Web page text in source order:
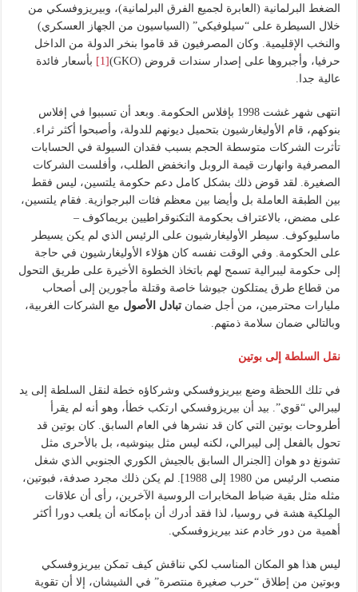
الضغط البرلمانية (العابرة لجميع الفرق البرلمانية)، وبيريزوفسكي من
خلال السيطرة على “سيلوفيكي” (السياسيون من الجهاز العسكري)
والنخب الإقليمية. وكان المصرفيون قد قاموا بنخر الدولة من الداخل
حرفيا، وأجبروها على إصدار سندات قروض (GKO)
[1]
بأسعار فائدة
عالية جدا.
انتهى شهر غشت 1998 بإفلاس الحكومة. وبعد أن تسببوا في إفلاس
بنوكهم، قام الأوليغارشيون بتحميل ديونهم للدولة، وأصبحوا أكثر ثراء.
تأثرت الشركات متوسطة الحجم بسبب فقدان السيولة في الحسابات
المصرفية وانهارت قيمة الروبل وانخفض الطلب، وأفلست الشركات
الصغيرة. لقد قوض ذلك بشكل كامل دعم حكومة يلتسين، ليس فقط
بين الطبقة العاملة بل وأيضا بين معظم فئات البرجوازية. فقام يلتسين،
على مضض، بالاعتراف بحكومة التكنوقراطيين بريماكوف –
ماسليوكوف. سيطر الأوليغارشيون على الرئيس الذي لم يكن يسيطر
على الحكومة. وفي الوقت نفسه كان هؤلاء الأوليغارشيون في حاجة
إلى حكومة ليبرالية تسمح لهم باتخاذ الخطوة الأخيرة على طريق التحول
من قطاع طرق يمتلكون جيوشا خاصة وقتلة مأجورين إلى أصحاب
مليارات محترمين، من أجل ضمانتبادل الأصول مع الشركات الغربية،
وبالتالي ضمان سلامة ذمتهم.
نقل السلطة إلى بوتين
في تلك اللحظة وضع بيريزوفسكي وشركاؤه خطة لنقل السلطة إلى يد
ليبرالي “قوي”. بيد أن بيريزوفسكي ارتكب خطأ، وهو أنه لم يقرأ
أطروحات بوتين التي كان قد نشرها في العام السابق. كان بوتين قد
تحول بالفعل إلى ليبرالي، لكنه ليس مثل بينوشيه، بل بالأحرى مثل
تشونغ دو هوان [الجنرال السابق بالجيش الكوري الجنوبي الذي شغل
منصب الرئيس من 1980 إلى 1988]. لم يكن ذلك مجرد صدفة، فبوتين،
مثله مثل بقية ضباط المخابرات الروسية الآخرين، رأى أن علاقات
المِلكية هشة في روسيا، لذا فقد أدرك أن بإمكانه أن يلعب دورا أكثر
أهمية من دور خادم عند بيريزوفسكي.
ليس هذا هو المكان المناسب لكي نناقش كيف تمكن بيريزوفسكي
وبوتين من إطلاق “حرب صغيرة منتصرة” في الشيشان، إلا أن تقوية